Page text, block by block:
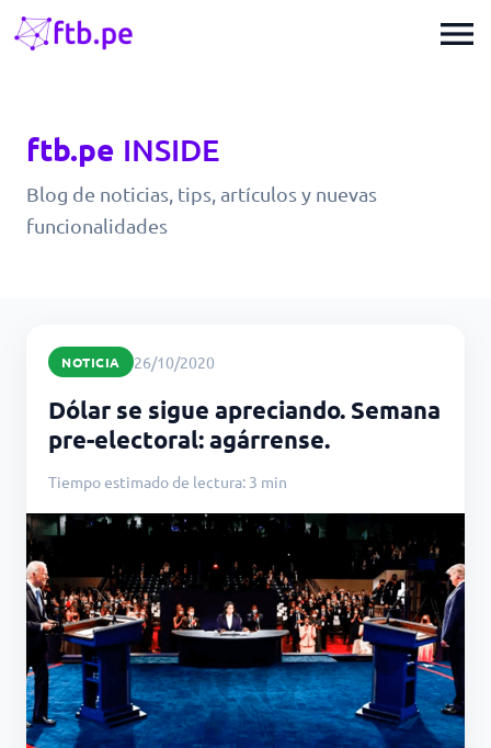
menu
ftb.pe INSIDE
Blog de noticias, tips, artículos y nuevas
funcionalidades
NOTICIA 26/10/2020
Dólar se sigue apreciando. Semana
pre-electoral: agárrense.
Tiempo estimado de lectura: 3 min